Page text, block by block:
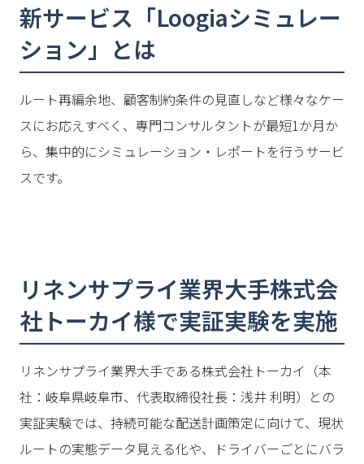
新サービス「Loogiaシミュレー
ション」とは
ルート再編余地、顧客制約条件の見直しなど様々なケー
スにお応えすべく、専門コンサルタントが最短1か月か
ら、集中的にシミュレーション・レポートを行うサービ
スです。
リネンサプライ業界大手株式会
社トーカイ様で実証実験を実施
リネンサプライ業界大手である株式会社トーカイ（本
社：岐阜県岐阜市、代表取締役社長：浅井 利明）との
実証実験では、持続可能な配送計画策定に向けて、現状
ルートの実態データ見える化や、ドライバーごとにバラ